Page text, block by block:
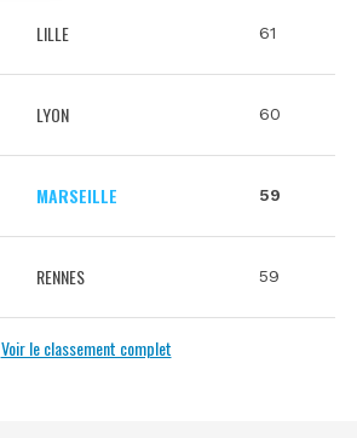
LILLE 61
LYON 60
MARSEILLE 59
RENNES 59
Voir le classement complet